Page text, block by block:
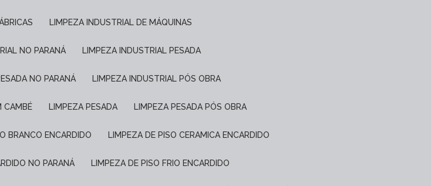
LIMPEZA INDUSTRIAL DE MÁQUINAS
NO PARANÁ LIMPEZA INDUSTRIAL PESADA
NO PARANÁ LIMPEZA INDUSTRIAL PÓS OBRA
CAMBÉ LIMPEZA PESADA LIMPEZA PESADA PÓS OBRA
BRANCO ENCARDIDO LIMPEZA DE PISO CERAMICA ENCARDIDO
NO PARANÁ LIMPEZA DE PISO FRIO ENCARDIDO